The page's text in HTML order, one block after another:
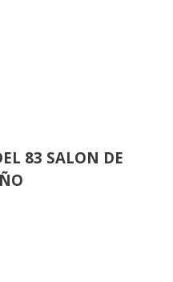
83 SALON DE